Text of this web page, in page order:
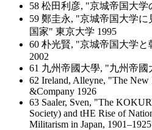
58 松田利彦, "京城帝国大学
59 鄭圭永, "京城帝国大学
国家" 東京大学 1995
60 朴光賢, "京城帝国大学
2002
61 九州帝國大學, "九州帝國
62 Ireland, Alleyne, "The New
&Company 1926
63 Saaler, Sven, "The
Society) and tHE Rise of
Militarism in Japan,